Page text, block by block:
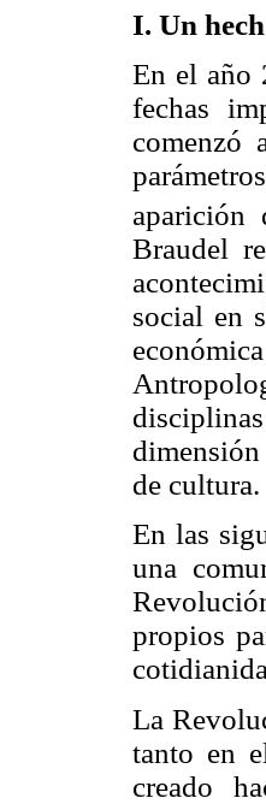
I. Un
En el año
fechas
comenzó
Braudel
social en
de cultura.
En las
una
propios
La
tanto en
creado